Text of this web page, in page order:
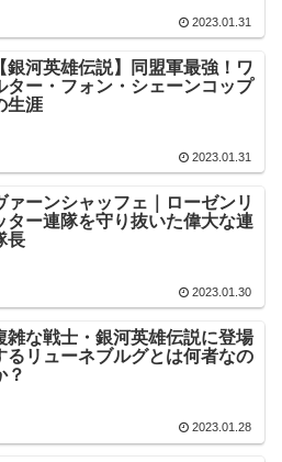
2023.01.31
【銀河英雄伝説】同盟軍最強！ワ
ター・フォン・シェーンコップ
生涯
2023.01.31
ァーンシャッフェ｜ローゼンリ
ター連隊を守り抜いた偉大な連
長
2023.01.30
雑な戦士・銀河英雄伝説に登場
るリューネブルグとは何者なの
？
2023.01.28